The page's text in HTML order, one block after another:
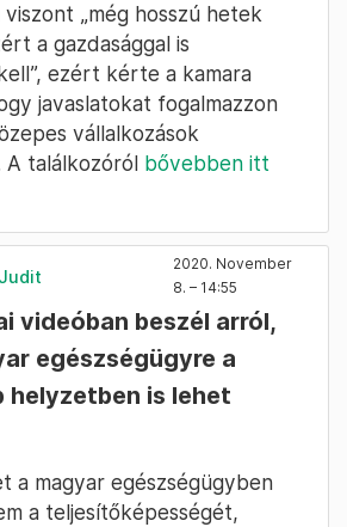
„még hosszú hetek
a gazdasággal is
ezért kérte a kamara
javaslatokat fogalmazzon
vállalkozások
A találkozóról bővebben itt
2020. November
8. – 14:55
videóban beszél arról,
egészségügyre a
helyzetben is lehet
a magyar egészségügyben
a teljesítőképességét,